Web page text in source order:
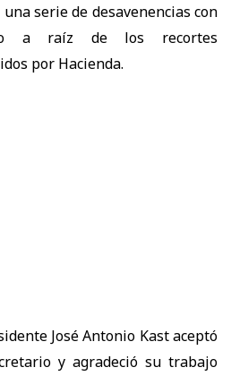
una serie de desavenencias con
a raíz de los recortes
por Hacienda.
José Antonio Kast aceptó
y agradeció su trabajo